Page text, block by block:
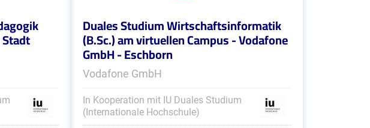
Duales Studium Wirtschaftsinformatik
(B.Sc.) am virtuellen Campus - Vodafone
GmbH - Eschborn
Vodafone GmbH
In Kooperation mit IU Duales Studium
(Internationale Hochschule)